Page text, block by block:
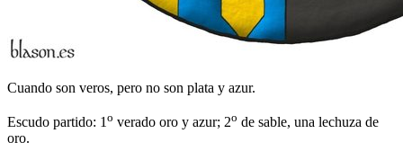
Cuando son veros, pero no son plata y azur.
Escudo partido: 1o verado oro y azur; 2o de sable, una lechuza de
oro.